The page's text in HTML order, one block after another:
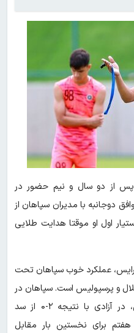
از دو سال و نیم حضور در
دوجانبه با مدیران سپاهان از
اول او موقتا هدایت طلایی
عملکرد خوب سپاهان تحت
و پرسپولیس است. سپاهان در
اولین بازی تحت هدایت مورایس، در آزادی با نتیجه ۲-۰ از سد
برای نخستین بار مقابل